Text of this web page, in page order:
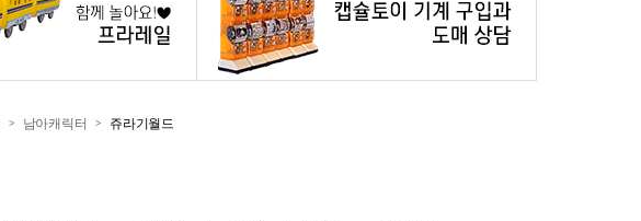
> 남아캐릭터 > 쥬라기월드